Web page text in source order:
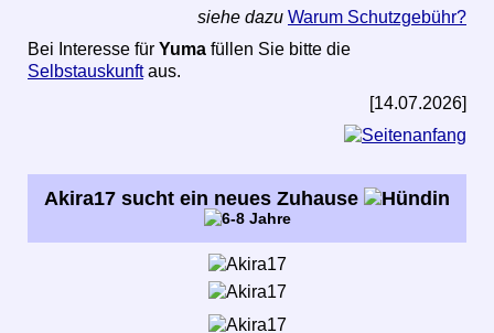
siehe dazu Warum Schutzgebühr?
Bei Interesse für Yuma füllen Sie bitte die
Selbstauskunftaus.
[14.07.2026]
Akira17 sucht ein neues Zuhause